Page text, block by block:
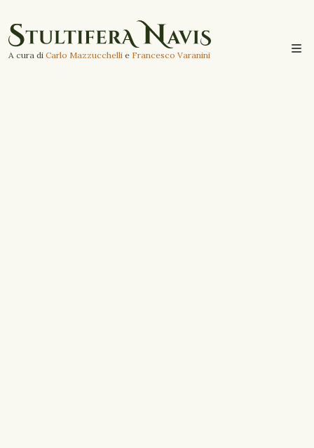
A cura di Carlo Mazzucchelli e Francesco Varanini